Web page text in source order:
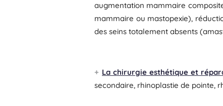
augmentation mammaire
mammaire ou mastopexie),
des seins totalement absents
La chirurgie esthétique et
secondaire, rhinoplastie de pointe,